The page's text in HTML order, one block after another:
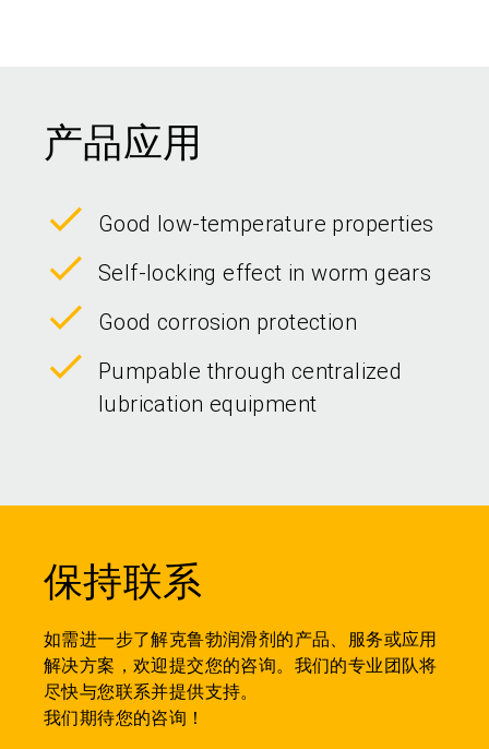
产品应用
Good low-temperature properties
Self-locking effect in worm gears
Good corrosion protection
Pumpable through centralized
lubrication equipment
保持联系
如需进一步了解克鲁勃润滑剂的产品、服务或应用
解决方案，欢迎提交您的咨询。我们的专业团队将
尽快与您联系并提供支持。
我们期待您的咨询！